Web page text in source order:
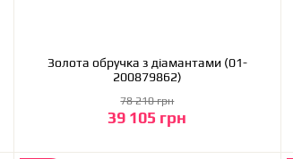
Золота обручка з діамантами (01-
200879862)
39 105 грн
78 210 грн
До кошика